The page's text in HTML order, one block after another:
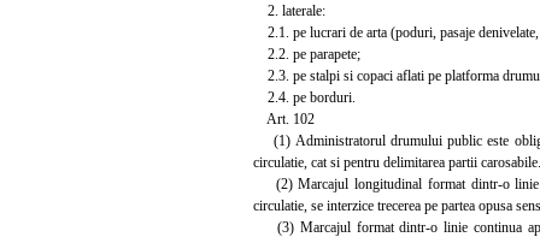
2. laterale:
2.1. pe lucrari de arta (poduri, pasaje
2.2. pe parapete;
2.3. pe stalpi si copaci aflati pe platforma
2.4. pe borduri.
Art. 102
(1) Administratorul drumului public este
circulatie, cat si pentru delimitarea partii carosabile.
(2) Marcajul longitudinal format dintr-o linie
circulatie, se interzice trecerea pe partea opusa
(3) Marcajul format dintr-o linie continua